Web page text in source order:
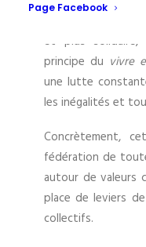
Page Facebook
et plus
principe du vivre
une lutte
les inégalités et
Concrètement,
fédération de
autour de valeurs
place de leviers
collectifs.